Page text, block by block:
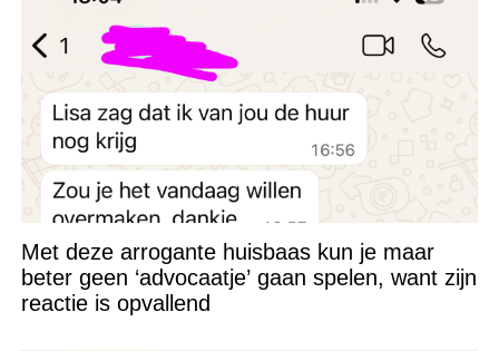
Met deze arrogante huisbaas kun je maar
beter geen ‘advocaatje’ gaan spelen, want zijn
reactie is opvallend